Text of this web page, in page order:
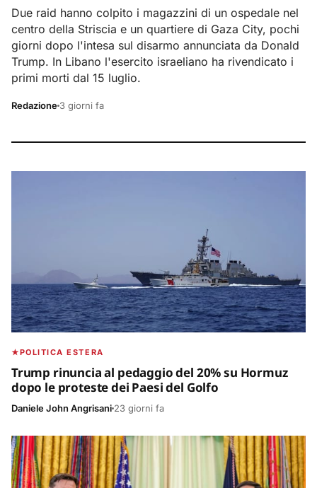
Due raid hanno colpito i magazzini di un ospedale nel
centro della Striscia e un quartiere di Gaza City, pochi
giorni dopo l'intesa sul disarmo annunciata da Donald
Trump. In Libano l'esercito israeliano ha rivendicato i
primi morti dal 15 luglio.
Redazione 3 giorni fa
POLITICA ESTERA
Trump rinuncia al pedaggio del 20% su Hormuz
dopo le proteste dei Paesi del Golfo
Daniele John Angrisani 23 giorni fa